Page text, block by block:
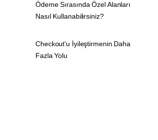
Ödeme Sırasında Özel Alanları
Nasıl Kullanabilirsiniz?
Checkout'u İyileştirmenin Daha
Fazla Yolu